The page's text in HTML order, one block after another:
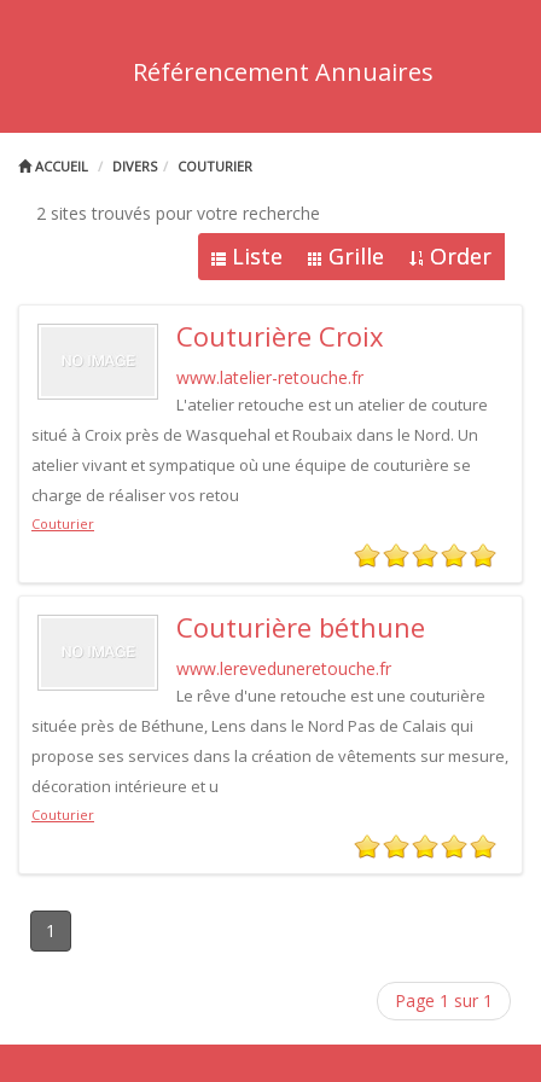
Référencement Annuaires
ACCUEIL DIVERS COUTURIER
2 sites trouvés pour votre recherche
Liste Grille Order
Couturière Croix
www.latelier-retouche.fr
L'atelier retouche est un atelier de couture
situé à Croix près de Wasquehal et Roubaix dans le Nord. Un
atelier vivant et sympatique où une équipe de couturière se
charge de réaliser vos retou
Couturier
Couturière béthune
www.lereveduneretouche.fr
Le rêve d'une retouche est une couturière
située près de Béthune, Lens dans le Nord Pas de Calais qui
propose ses services dans la création de vêtements sur mesure,
décoration intérieure et u
Couturier
1
Page 1 sur 1